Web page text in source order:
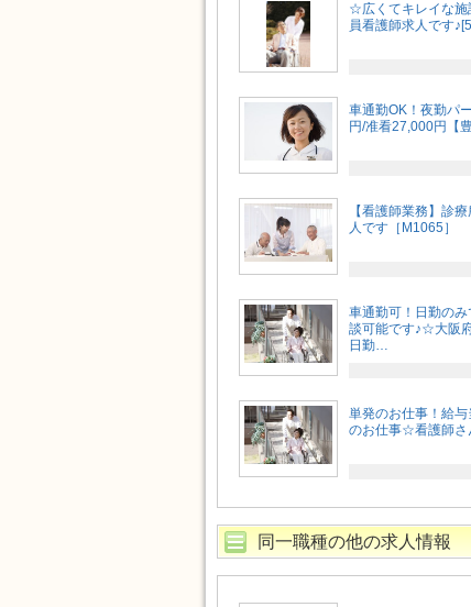
☆広くてキレイな
員看護師求人です
車通勤OK！夜勤パ
円/准看27,000円【
【看護師業務】診
人です［M1065］
車通勤可！日勤の
談可能です♪☆大阪
日勤…
単発のお仕事！給
のお仕事☆看護師さ
同一職種の他の求人情報